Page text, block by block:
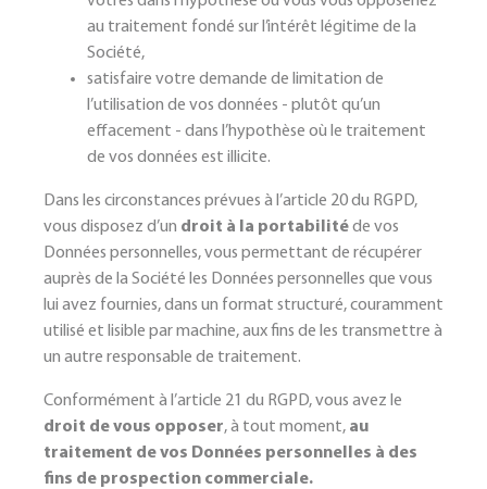
au traitement fondé sur l’intérêt légitime de la
Société,
satisfaire votre demande de limitation de
l’utilisation de vos données - plutôt qu’un
effacement - dans l’hypothèse où le traitement
de vos données est illicite.
Dans les circonstances prévues à l’article 20 du RGPD,
vous disposez d’un droit à la portabilitéde vos
Données personnelles, vous permettant de récupérer
auprès de la Société les Données personnelles que vous
lui avez fournies, dans un format structuré, couramment
utilisé et lisible par machine, aux fins de les transmettre à
un autre responsable de traitement.
Conformément à l’article 21 du RGPD, vous avez le
droit devous opposer, à tout moment, au
traitement de vos Données personnelles à des
fins de prospection commerciale.